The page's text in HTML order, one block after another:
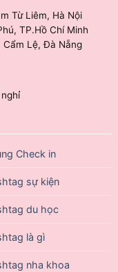
Từ Liêm, Hà Nội
TP.Hồ Chí Minh
Cẩm Lệ, Đà Nẵng
Check in
sự kiện
du học
là gì
nha khoa